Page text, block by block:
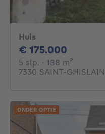
Huis
€ 175.000
5 slp. 5 slaapkamers
· 188 m²
7330 SAINT-GHISLAIN
ONDER OPTIE